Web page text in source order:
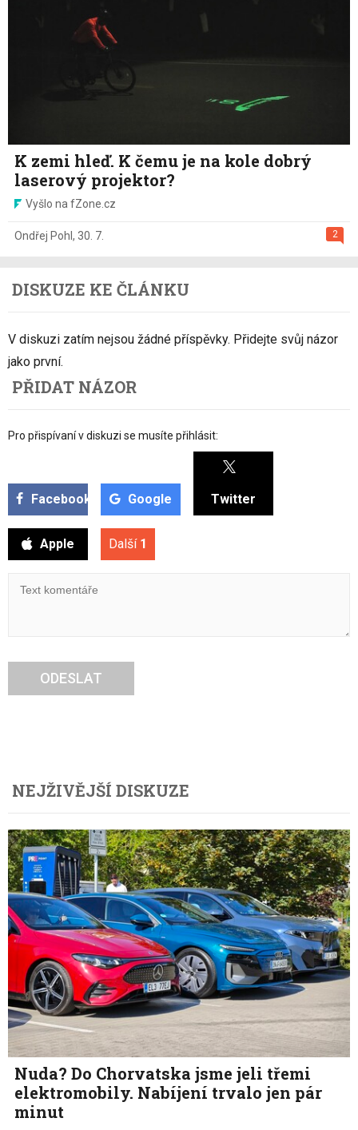
K zemi hleď. K čemu je na kole dobrý
laserový projektor?
Vyšlo na fZone.cz
2
Ondřej Pohl , 30. 7.
DISKUZE KE ČLÁNKU
V diskuzi zatím nejsou žádné příspěvky. Přidejte svůj názor
jako první.
PŘIDAT NÁZOR
Pro přispívaní v diskuzi se musíte přihlásit:
Facebook Google Twitter
Apple Další 1
ODESLAT
NEJŽIVĚJŠÍ DISKUZE
Nuda? Do Chorvatska jsme jeli třemi
elektromobily. Nabíjení trvalo jen pár
minut